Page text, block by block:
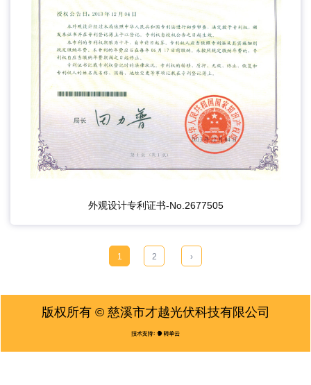
外观设计专利证书-No.2677505
1 2 ›
版权所有 © 慈溪市才越光伏科技有限公司